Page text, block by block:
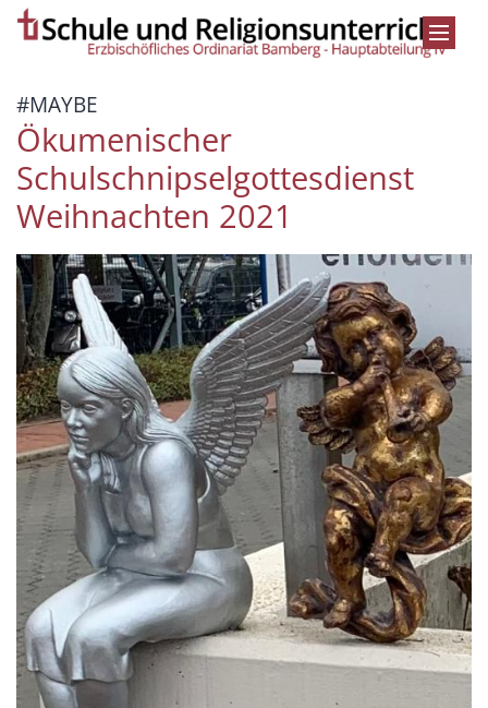
Zum Inhalt springen
#MAYBE
Ökumenischer
Schulschnipselgottesdienst
Weihnachten 2021